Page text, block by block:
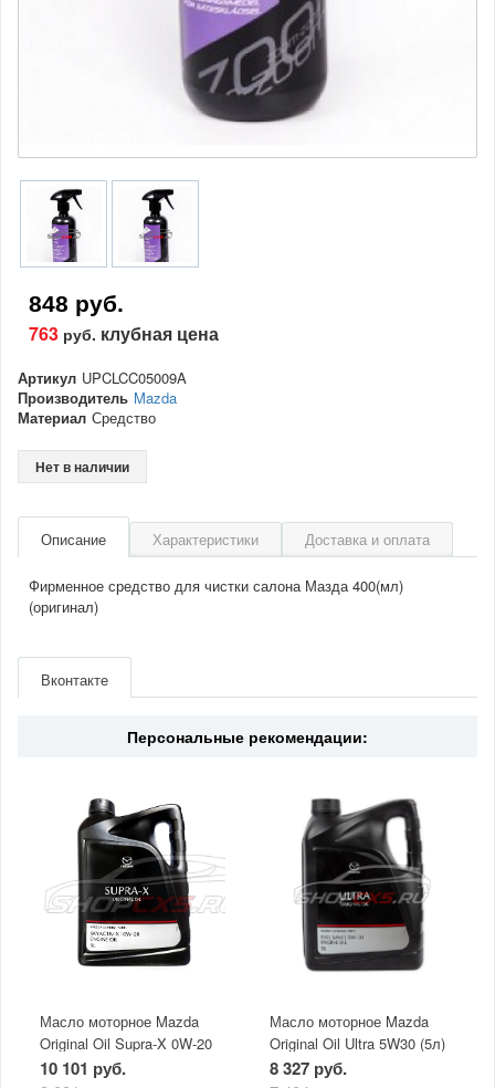
848 руб.
763 руб. клубная цена
Артикул UPCLCC05009A
Производитель Mazda
Материал Средство
Нет в наличии
Описание Характеристики Доставка и оплата
Фирменное средство для чистки салона Мазда 400(мл)
(оригинал)
Материал Средство
Вконтакте
Персональные рекомендации:
Масло моторное Mazda
Original Oil Supra-X 0W-20
(5 л)
10 101 руб.
Масло моторное Mazda
Original Oil Ultra 5W30 (5л)
8 327 руб.